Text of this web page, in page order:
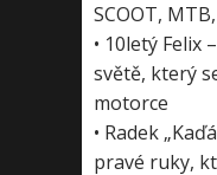
SCOOT,
• 10letý Felix
světě, který
motorce
• Radek
pravé ruky,